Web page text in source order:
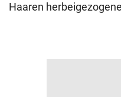
Haaren